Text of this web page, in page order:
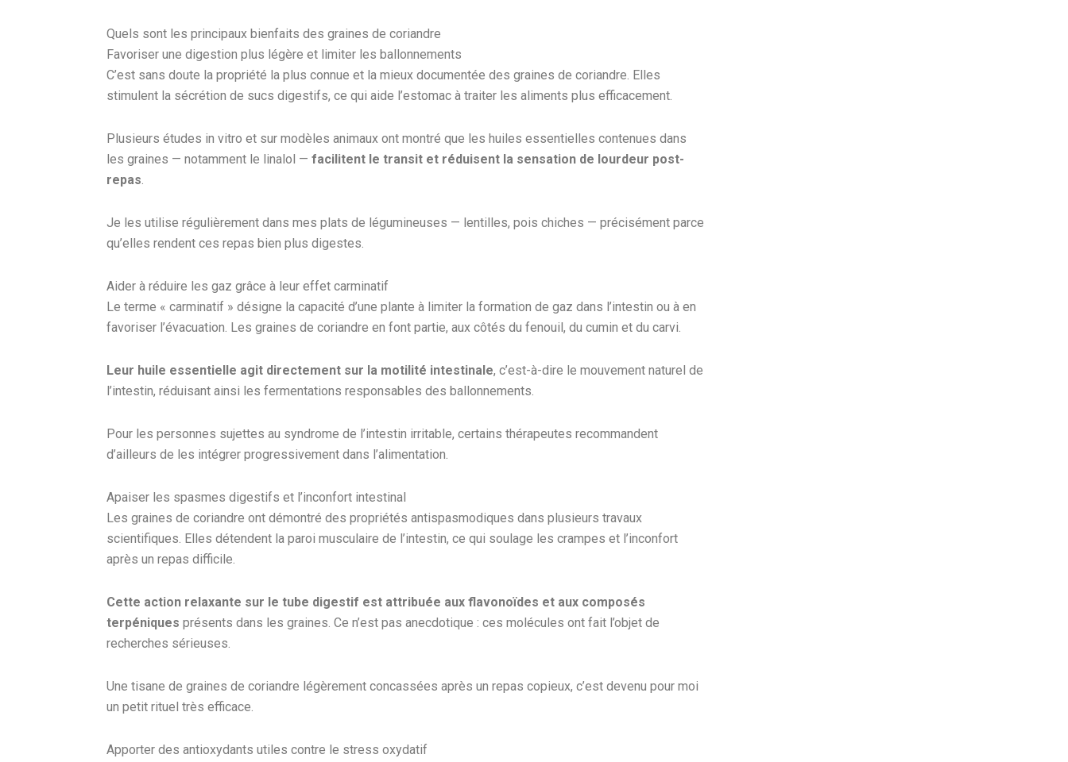
Quels sont les principaux bienfaits des graines de coriandre
Favoriser une digestion plus légère et limiter les ballonnements
C’est sans doute la propriété la plus connue et la mieux documentée des graines de coriandre. Elles
stimulent la sécrétion de sucs digestifs, ce qui aide l’estomac à traiter les aliments plus efficacement.
Plusieurs études in vitro et sur modèles animaux ont montré que les huiles essentielles contenues dans
les graines — notamment le linalol — facilitent le transit et réduisent la sensation de lourdeur post-
repas.
Je les utilise régulièrement dans mes plats de légumineuses — lentilles, pois chiches — précisément parce
qu’elles rendent ces repas bien plus digestes.
Aider à réduire les gaz grâce à leur effet carminatif
Le terme « carminatif » désigne la capacité d’une plante à limiter la formation de gaz dans l’intestin ou à en
favoriser l’évacuation. Les graines de coriandre en font partie, aux côtés du fenouil, du cumin et du carvi.
Leur huile essentielle agit directement sur la motilité intestinale, c’est-à-dire le mouvement naturel de
l’intestin, réduisant ainsi les fermentations responsables des ballonnements.
Pour les personnes sujettes au syndrome de l’intestin irritable, certains thérapeutes recommandent
d’ailleurs de les intégrer progressivement dans l’alimentation.
Apaiser les spasmes digestifs et l’inconfort intestinal
Les graines de coriandre ont démontré des propriétés antispasmodiques dans plusieurs travaux
scientifiques. Elles détendent la paroi musculaire de l’intestin, ce qui soulage les crampes et l’inconfort
après un repas difficile.
Cette action relaxante sur le tube digestif est attribuée aux flavonoïdes et aux composés
terpéniques présents dans les graines. Ce n’est pas anecdotique : ces molécules ont fait l’objet de
recherches sérieuses.
Une tisane de graines de coriandre légèrement concassées après un repas copieux, c’est devenu pour moi
un petit rituel très efficace.
Apporter des antioxydants utiles contre le stress oxydatif